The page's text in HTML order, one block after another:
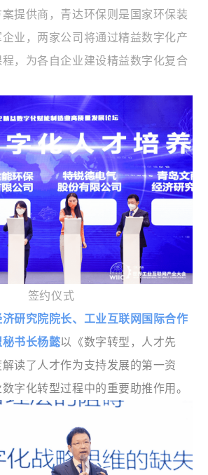
提供商，青达环保则是国家环保装
业，两家公司将通过精益数字化产
，为各自企业建设精益数字化复合
签约仪式
研究院院长、工业互联网国际合作
秘书长杨懿以《数字转型，人才先
读了人才作为支持发展的第一资
字化转型过程中的重要助推作用。